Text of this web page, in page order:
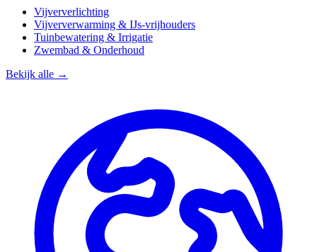
Vijververlichting
Vijververwarming & IJs-vrijhouders
Tuinbewatering & Irrigatie
Zwembad & Onderhoud
Bekijk alle →